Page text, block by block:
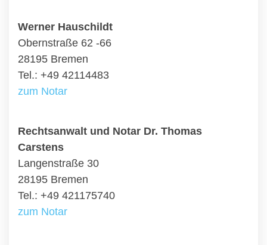
Werner Hauschildt
Obernstraße 62 -66
28195 Bremen
Tel.: +49 42114483
zum Notar
Rechtsanwalt und Notar Dr. Thomas
Carstens
Langenstraße 30
28195 Bremen
Tel.: +49 421175740
zum Notar